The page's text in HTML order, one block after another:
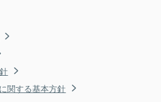
関する基本方針